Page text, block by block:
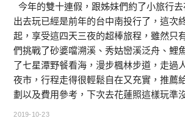
今年的雙十連假，跟姊妹們約了小旅行
出去玩已經是前年的台中南投行了，這次
起，享受這四天三夜的超棒旅程，雖然只
們挑戰了砂婆噹溯溪、秀姑巒溪泛舟、鯉
了七星潭野餐看海，漫步楓林步道，走過
夜市，行程走得很輕鬆自在又充實，推薦
劃以及費用參考，下次去花蓮照這樣玩準
2019-10-23